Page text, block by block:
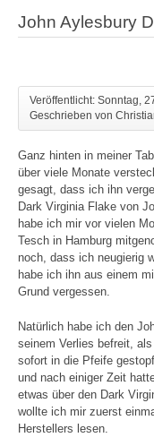
John Aylesbury
Veröffentlicht: Sonntag,
Geschrieben von
Ganz hinten in meiner
über viele Monate
gesagt, dass ich ihn
Dark Virginia Flake von
habe ich mir vor vielen
Tesch in Hamburg
noch, dass ich neugierig
habe ich ihn aus einem
Grund vergessen.
Natürlich habe ich den
seinem Verlies befreit,
sofort in die Pfeife
und nach einiger Zeit
etwas über den Dark
wollte ich mir zuerst
Herstellers lesen.